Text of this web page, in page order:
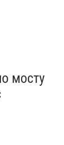
серпня
мосту